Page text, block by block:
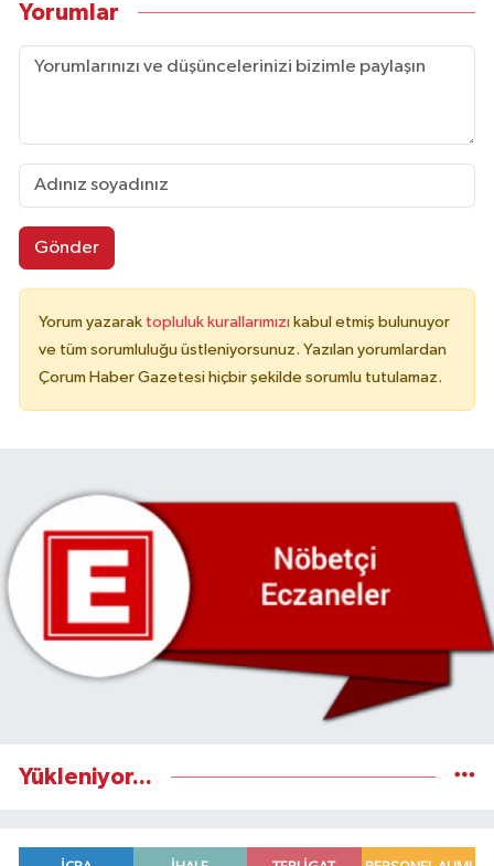
Yorumlar
Gönder
Yorum yazarak topluluk kurallarımızı kabul etmiş bulunuyor
ve tüm sorumluluğu üstleniyorsunuz. Yazılan yorumlardan
Çorum Haber Gazetesi hiçbir şekilde sorumlu tutulamaz.
Yükleniyor...